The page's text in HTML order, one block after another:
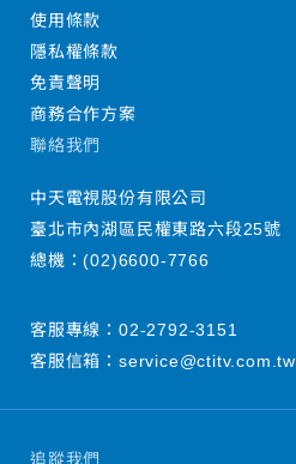
追蹤我們
使用條款
隱私權條款
免責聲明
商務合作方案
聯絡我們
中天電視股份有限公司
臺北市內湖區民權東路六段25號
總機：(02)6600-7766
客服專線： 02-2792-3151
客服信箱： service@ctitv.com.tw